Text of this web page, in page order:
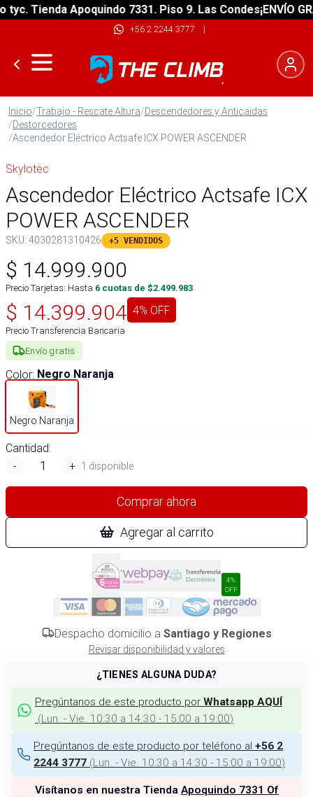
Tienda Apoquindo 7331. Piso 9. Las Condes¡ENVÍO
+56 2 2244 3777 |
Inicio/Trabajo - Rescate Altura/Descendedores y Anticaidas
/Destorcedores
/Ascendedor Eléctrico Actsafe ICX POWER ASCENDER
Skylotec
Ascendedor Eléctrico Actsafe ICX
POWER ASCENDER
SKU: 4030281310426 +5 VENDIDOS
$ 14.999.900
Precio Tarjetas: Hasta 6 cuotas de $2.499.983
$ 14.399.904 4% OFF
Precio Transferencia Bancaria
Envío gratis
Color: Negro Naranja
Negro Naranja
Cantidad:
-
+ 1 disponible
Comprar ahora
Agregar al carrito
4%
OFF
Despacho domicilio a Santiago y Regiones
Revisar disponibilidad y valores
¿TIENES ALGUNA DUDA?
Pregúntanos de este producto por Whatsapp AQUÍ
(Lun. - Vie. 10:30 a 14:30 - 15:00 a 19:00)
Pregúntanos de este producto por teléfono al +56 2
2244 3777 (Lun. - Vie. 10:30 a 14:30 - 15:00 a 19:00)
Visítanos en nuestra Tienda Apoquindo 7331 Of